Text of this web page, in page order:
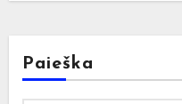
Paieška